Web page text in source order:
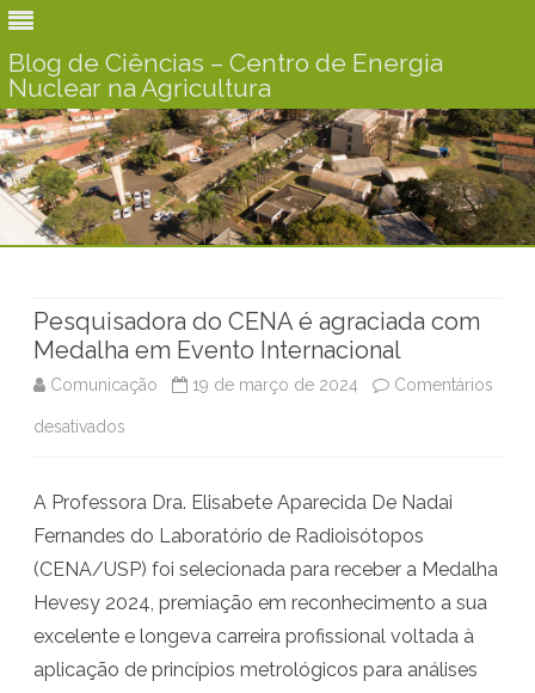
Blog de Ciências – Centro de Energia
Nuclear na Agricultura
Pesquisadora do CENA é agraciada com
Medalha em Evento Internacional
Comunicação 19 de março de 2024 Comentários
desativados
P
s
q
u
A Professora Dra. Elisabete Aparecida De Nadai
Fernandes do Laboratório de Radioisótopos
(CENA/USP) foi selecionada para receber a Medalha
Hevesy 2024, premiação em reconhecimento a sua
excelente e longeva carreira profissional voltada à
aplicação de princípios metrológicos para análises